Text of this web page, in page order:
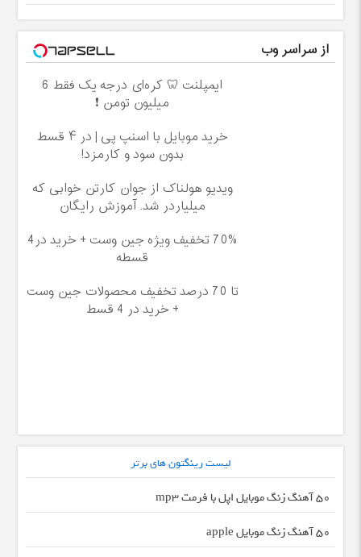
از سراسر وب
ایمپلنت 🦷 کره‌ای درجه یک فقط 6
میلیون تومن ❗
خرید موبایل با اسنپ پی | در ۴ قسط
بدون سود و کارمزد!
ویدیو هولناک از جوان کارتن خوابی که
میلیاردر شد. آموزش رایگان
70% تخفیف ویژه جین وست + خرید در4
قسطه
تا 70 درصد تخفیف محصولات جین وست
+ خرید در 4 قسط
لیست رینگتون های برتر
50 آهنگ زنگ موبایل اپل با فرمت mp3
50 آهنگ زنگ موبایل apple